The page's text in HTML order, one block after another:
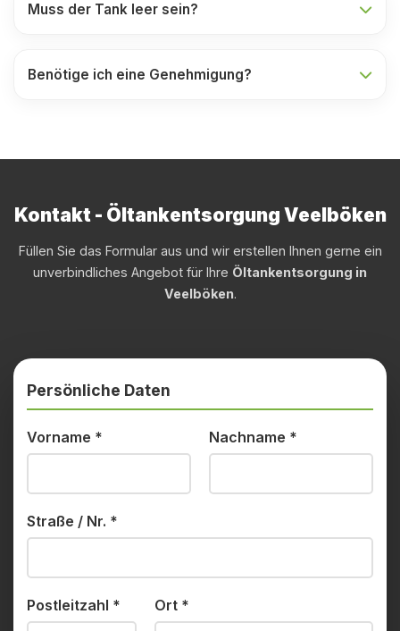
Muss der Tank leer sein?
Benötige ich eine Genehmigung?
Kontakt - Öltankentsorgung Veelböken
Füllen Sie das Formular aus und wir erstellen Ihnen gerne ein
unverbindliches Angebot für Ihre Öltankentsorgung in
Veelböken.
Persönliche Daten
Vorname * Nachname *
Straße / Nr. *
Postleitzahl * Ort *